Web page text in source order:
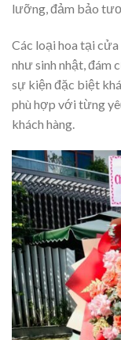
lưỡng, đảm bảo
Các loại hoa tại cửa
như sinh nhật, đám
sự kiện đặc biệt
phù hợp với từng
khách hàng.